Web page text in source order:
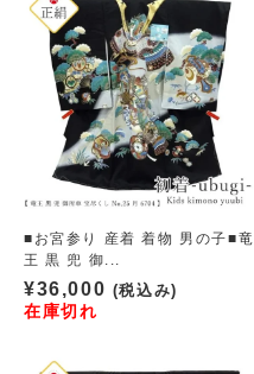
■お宮参り 産着 着物 男の子■竜
王 黒 兜 御...
¥36,000 (税込み)
在庫切れ